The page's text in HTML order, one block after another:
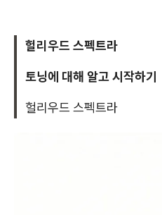
헐리우드 스펙트라
토닝에 대해 알고 시작하기
헐리우드 스펙트라